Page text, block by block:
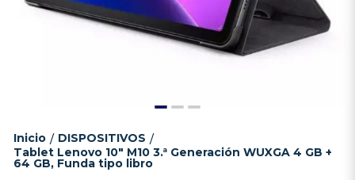
Inicio / DISPOSITIVOS /
Tablet Lenovo 10" M10 3.ª Generación WUXGA 4 GB +
64 GB, Funda tipo libro